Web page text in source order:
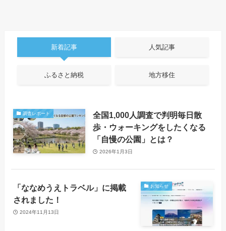
新着記事 人気記事
ふるさと納税 地方移住
調査レポート
全国1,000人調査で判明毎日散
歩・ウォーキングをしたくなる
「自慢の公園」とは？
2026年1月3日
お知らせ
「ななめうえトラベル」に掲載
されました！
2024年11月13日